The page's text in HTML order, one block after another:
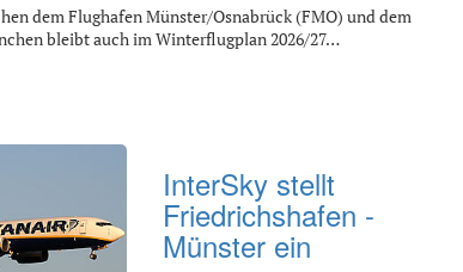
dem Flughafen Münster/Osnabrück (FMO) und dem
bleibt auch im Winterflugplan 2026/27…
InterSky stellt
Friedrichshafen -
Münster ein